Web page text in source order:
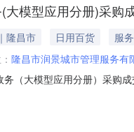
模型应用分册)采购
隆昌市 日用百货
服务
隆昌市润景城市管理服务有
（大模型应用分册）采购
江市隆昌市金鹅街道黄土